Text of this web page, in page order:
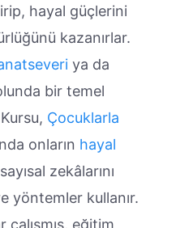
hayal güçlerini
kazanırlar.
ya da
bir temel
Çocuklarla
onların hayal
zekâlarını
yöntemler kullanır.
çalışmış, eğitim